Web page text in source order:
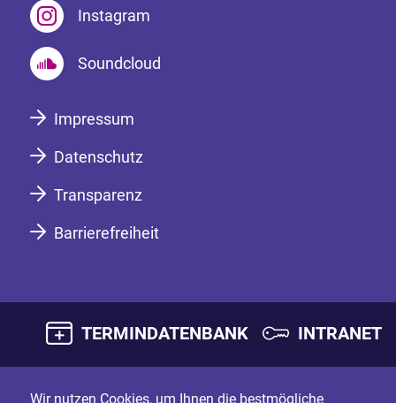
Instagram
Soundcloud
Impressum
Datenschutz
Transparenz
Barrierefreiheit
TERMINDATENBANK INTRANET
Wir nutzen Cookies, um Ihnen die bestmögliche